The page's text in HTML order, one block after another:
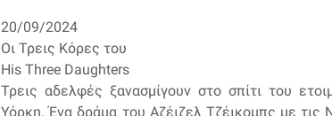
20/09/2024
Οι Τρεις Κόρες του
His Three Daughters
Τρεις αδελφές ξανασμίγουν στο σπίτι του
Υόρκη. Ένα δράμα του Αζέιζελ Τζέικομπς με τις